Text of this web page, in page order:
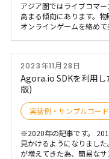
アジア圏ではライブコマ
高まる傾向にあります。物
オンラインゲームを絡め
ロンもライブコマースと
はライブコマースシステム
きるSDKやライブラリに
2023年11月28日
Agora.io SDKを利用
版)
実装例・サンプルコード
※2020年の記事です。
見かけるようになりまし
が増えてきた為、簡易な